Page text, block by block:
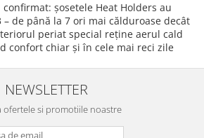
șosetele Heat Holders au
– de până la 7 ori mai călduroase decât
periat special reține aerul cald
confort chiar și în cele mai reci zile
NEWSLETTER
ofertele si promotiile noastre